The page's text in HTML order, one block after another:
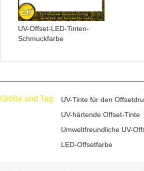
UV-Offset-LED-Tinten-
Schmuckfarbe
Größe und Tag: UV-Tinte für den
UV-härtende Offset-Tinte
Umweltfreundliche UV-
LED-Offsetfarbe